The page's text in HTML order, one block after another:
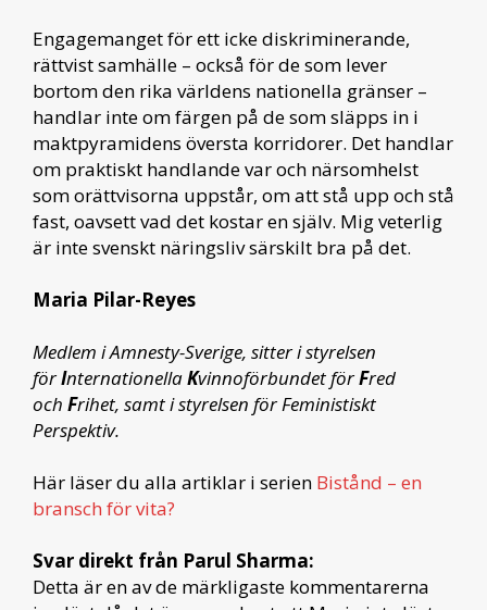
Engagemanget för ett icke diskriminerande,
rättvist samhälle – också för de som lever
bortom den rika världens nationella gränser –
handlar inte om färgen på de som släpps in i
maktpyramidens översta korridorer. Det handlar
om praktiskt handlande var och närsomhelst
som orättvisorna uppstår, om att stå upp och stå
fast, oavsett vad det kostar en själv. Mig veterlig
är inte svenskt näringsliv särskilt bra på det.
Maria Pilar-Reyes
Medlem i Amnesty-Sverige, sitter i styrelsen
förInternationellaKvinnoförbundet förFred
och Frihet, samt i styrelsen för Feministiskt
Perspektiv.
Här läser du alla artiklar i serien Bistånd – en
bransch för vita?
Svar direkt från Parul Sharma:
Detta är en av de märkligaste kommentarerna